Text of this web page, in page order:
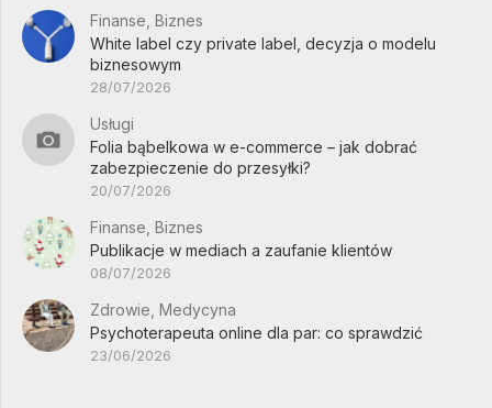
Finanse, Biznes
White label czy private label, decyzja o modelu
biznesowym
28/07/2026
Usługi
Folia bąbelkowa w e-commerce – jak dobrać
zabezpieczenie do przesyłki?
20/07/2026
Finanse, Biznes
Publikacje w mediach a zaufanie klientów
08/07/2026
Zdrowie, Medycyna
Psychoterapeuta online dla par: co sprawdzić
23/06/2026